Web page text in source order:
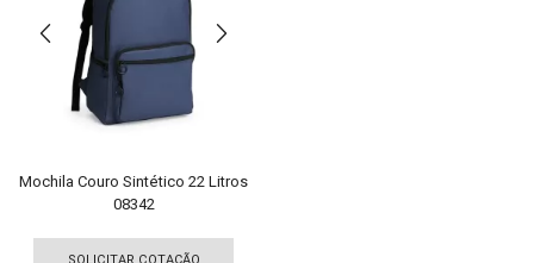
Mochila Couro Sintético 22 Litros
08342
SOLICITAR COTAÇÃO